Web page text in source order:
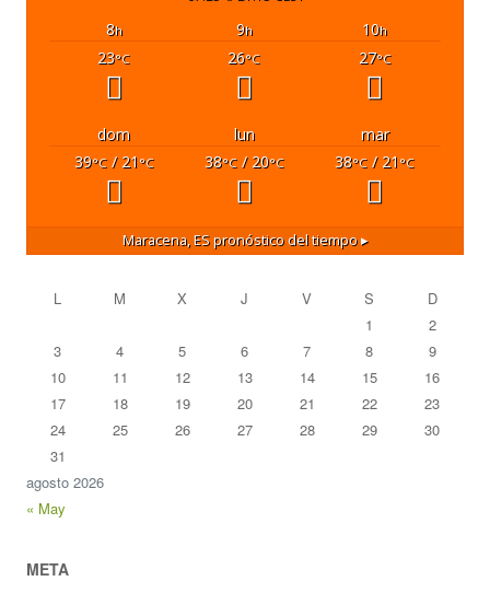
8h 9h 10h
23°C 26°C 27°C
dom lun
mar
39°C/ 21 °C 38°C/ 20°C 38°C / 21 °C
Maracena, ESpronóstico del tiempo ▸
agosto 2026
L M X J V S
D
1
2
3
4 5 6 7 8
9
10
11 12 13 14 15
16
17
18 19 20 21 22
23
24
25 26 27 28 29
30
31
« May
META